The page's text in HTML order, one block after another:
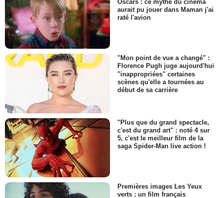
Oscars : ce mythe du cinéma
aurait pu jouer dans Maman j'ai
raté l'avion
"Mon point de vue a changé" :
Florence Pugh juge aujourd'hui
"inappropriées" certaines
scènes qu'elle a tournées au
début de sa carrière
"Plus que du grand spectacle,
c'est du grand art" : noté 4 sur
5, c'est le meilleur film de la
saga Spider-Man live action !
Premières images Les Yeux
verts : un film français